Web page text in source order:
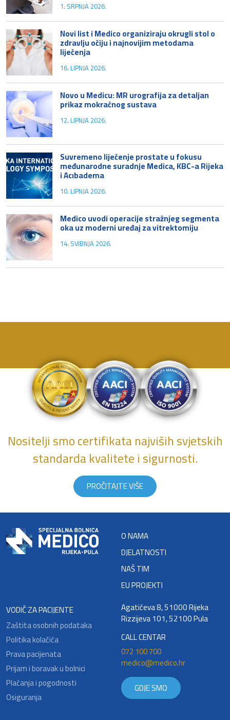
1. SRPNJA 2026.
Novi list i Medico organiziraju okrugli stol o
zdravlju očiju i najnovijim metodama
liječenja
16. LIPNJA 2026.
Novo u Medicu: MR urografija za detaljan
prikaz mokraćnog sustava
12. LIPNJA 2026.
Suvremeno liječenje prostate u fokusu
međunarodne suradnje Medica, KBC-a Rijeka
i Acıbadema
10. LIPNJA 2026.
Medico uvodi operacije stražnjeg segmenta
oka uz moderni uređaj za vitrektomiju
14. SVIBNJA 2026.
Nositelji smo certifikata najviših svjetskih
standarda kvalitete i sigurnosti.
PROČITAJTE VIŠE
O NAMA
DJELATNOSTI
NAŠ TIM
EU PROJEKTI
VODIČ ZA PACIJENTE
Zaštita osobnih podataka
Politika kolačića
Prava pacijenata
Prijam i boravak u bolnici
Plaćanja i pogodnosti
Osiguranja
Agatićeva 8, 51000 Rijeka
Rizzijeva 101, 52100 Pula
CALL CENTAR
072 100 700
medico@medico.hr
GDJE SMO